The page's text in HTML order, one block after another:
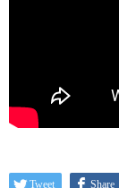
Tweet Share